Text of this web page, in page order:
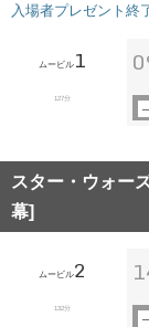
入場者プレゼント
ムービル 1
127分
スター・ウォー
幕]
ムービル2
132分